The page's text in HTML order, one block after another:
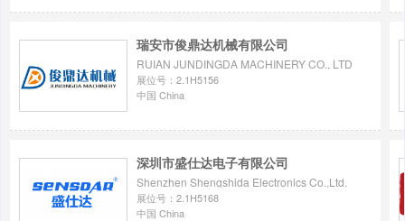
瑞安市俊鼎达机械有限公司
RUIAN JUNDINGDA MACHINERY CO., LTD
展位号：2.1H5156
中国 China
深圳市盛仕达电子有限公司
Shenzhen Shengshida Electronics Co.,Ltd.
展位号：2.1H5168
中国 China